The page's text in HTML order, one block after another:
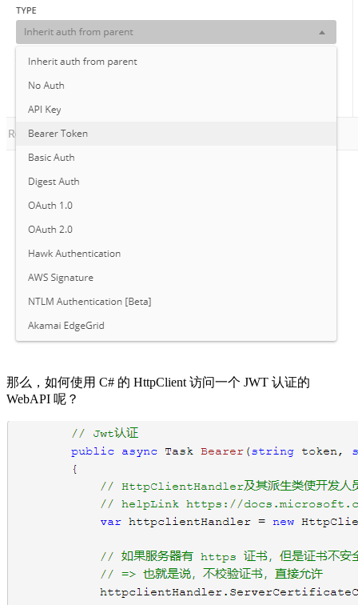
那么，如何使用 C# 的 HttpClient 访问一个 JWT 认证的
WebAPI 呢？